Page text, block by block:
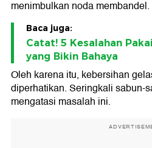
menimbulkan noda membandel.
Baca juga:
Catat! 5 Kesalahan
yang Bikin Bahaya
Oleh karena itu, kebersihan
diperhatikan. Seringkali sabun-
mengatasi masalah ini.